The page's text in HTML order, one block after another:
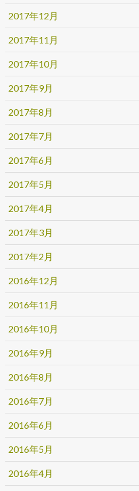
2017年12月
2017年11月
2017年10月
2017年9月
2017年8月
2017年7月
2017年6月
2017年5月
2017年4月
2017年3月
2017年2月
2016年12月
2016年11月
2016年10月
2016年9月
2016年8月
2016年7月
2016年6月
2016年5月
2016年4月